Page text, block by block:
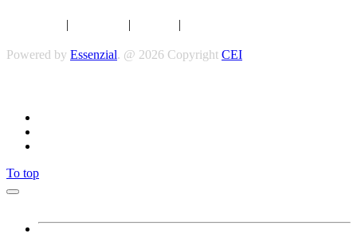
| | |
Powered by Essenzial. @ 2026 Copyright CEI
To top